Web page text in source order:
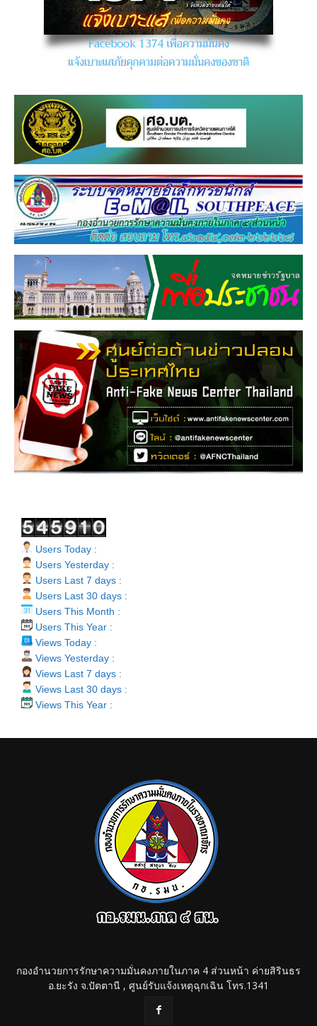
Users Today :
Users Yesterday :
Users Last 7 days :
Users Last 30 days :
Users This Month :
Users This Year :
Views Today :
Views Yesterday :
Views Last 7 days :
Views Last 30 days :
Views This Year :
กองอำนวยการรักษาความมั่นคงภายในภาค 4 ส่วนหน้า ค่ายสิรินธร
อ.ยะรัง จ.ปัตตานี , ศูนย์รับแจ้งเหตุฉุกเฉิน โทร.1341